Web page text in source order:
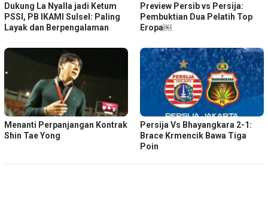
Dukung La Nyalla jadi Ketum
PSSI, PB IKAMI Sulsel: Paling
Layak dan Berpengalaman
Preview Persib vs Persija:
Pembuktian Dua Pelatih Top
Eropa￼
Menanti Perpanjangan Kontrak
Shin Tae Yong
Persija Vs Bhayangkara 2-1:
Brace Krmencik Bawa Tiga
Poin